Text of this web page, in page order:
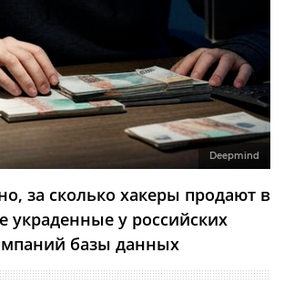
Deepmind
за сколько хакеры продают в
украденные у российских
базы данных